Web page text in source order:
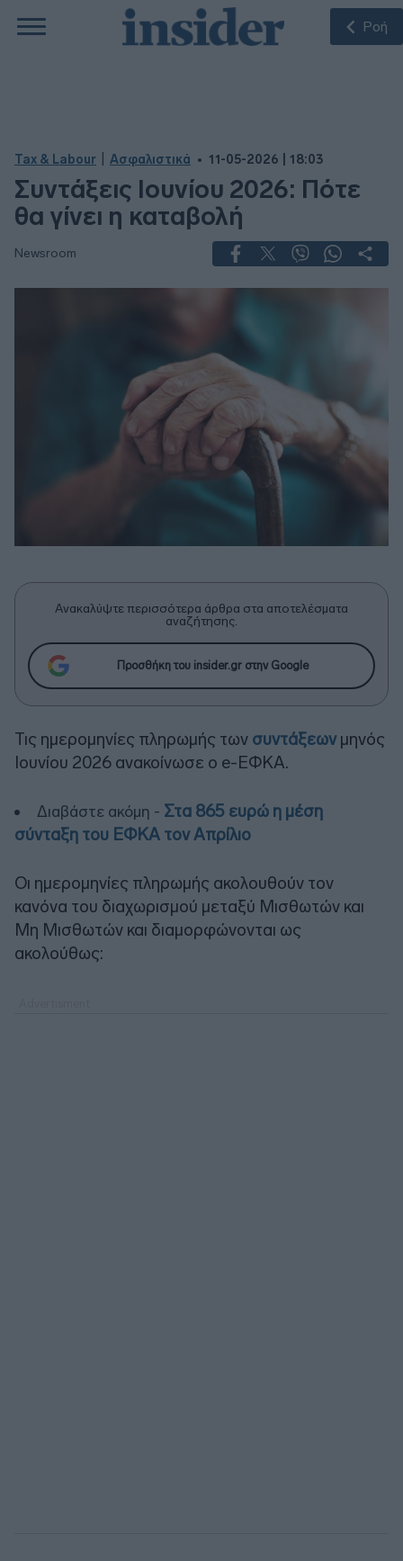
Ροή
Tax & Labour Ασφαλιστικά 11-05-2026 | 18:03
Συντάξεις Ιουνίου 2026: Πότε
θα γίνει η καταβολή
Newsroom
Ανακαλύψτε περισσότερα άρθρα στα αποτελέσματα
αναζήτησης.
Προσθήκη του insider.gr στην Google
Τις ημερομηνίες πληρωμής των συντάξεωνμηνός
Ιουνίου 2026 ανακοίνωσε ο e-ΕΦΚΑ.
Διαβάστε ακόμη - Στα 865 ευρώ η μέση
σύνταξη του ΕΦΚΑ τον Απρίλιο
Οι ημερομηνίες πληρωμής ακολουθούν τον
κανόνα του διαχωρισμού μεταξύ Μισθωτών και
Μη Μισθωτών και διαμορφώνονται ως
ακολούθως: